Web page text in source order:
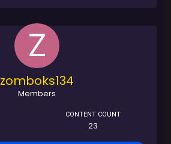
zomboks134
Members
CONTENT COUNT
23